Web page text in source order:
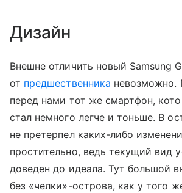
Дизайн
Внешне отличить новый Samsung
от предшественника невозможно.
перед нами тот же смартфон,
стал немного легче и тоньше. В
не претерпел каких-либо
простительно, ведь текущий вид
доведен до идеала. Тут большой
без «челки»-острова, как у того